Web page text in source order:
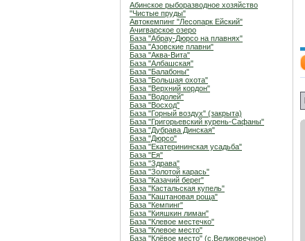
Абинское рыборазводное хозяйство
"Чистые пруды"
Автокемпинг "Лесопарк Ейский"
Ачигварское озеро
База "Абрау-Дюрсо на плавнях"
База "Азовские плавни"
База "Аква-Вита"
База "Албашская"
База "Балабоны"
База "Большая охота"
База "Верхний кордон"
База "Водолей"
База "Восход"
База "Горный воздух" (закрыта)
База "Григорьевский курень-Сафаны"
База "Дубрава Динская"
База "Дюрсо"
База "Екатерининская усадьба"
База "Ея"
База "Здрава"
База "Золотой карась"
База "Казачий берег"
База "Кастальская купель"
База "Каштановая роща"
База "Кемпинг"
База "Кияшкин лиман"
База "Клевое местечко"
База "Клевое место"
База "Клёвое место" (с.Великовечное)